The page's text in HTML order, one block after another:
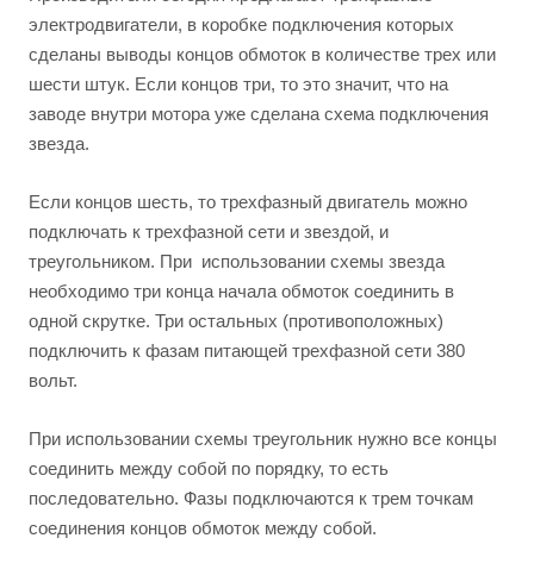
электродвигатели, в коробке подключения которых
сделаны выводы концов обмоток в количестве трех или
шести штук. Если концов три, то это значит, что на
заводе внутри мотора уже сделана схема подключения
звезда.
Если концов шесть, то трехфазный двигатель можно
подключать к трехфазной сети и звездой, и
треугольником. При использовании схемы звезда
необходимо три конца начала обмоток соединить в
одной скрутке. Три остальных (противоположных)
подключить к фазам питающей трехфазной сети 380
вольт.
При использовании схемы треугольник нужно все концы
соединить между собой по порядку, то есть
последовательно. Фазы подключаются к трем точкам
соединения концов обмоток между собой.